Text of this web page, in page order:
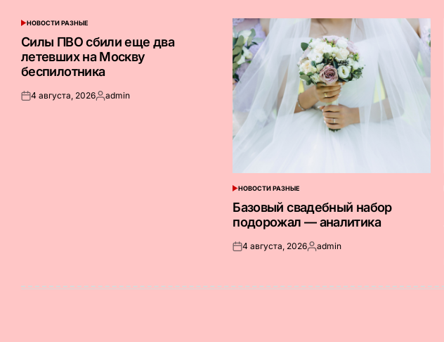
ОПУБЛИКОВАНО
НОВОСТИ РАЗНЫЕ
Силы ПВО сбили еще два
летевших на Москву
беспилотника
Опубликовано
4 августа, 2026Запись
admin
ОПУБЛИКОВАНО
В
НОВОСТИ РАЗНЫЕ
Базовый свадебный набор
подорожал — аналитика
Опубликовано
4 августа, 2026Запись
admin